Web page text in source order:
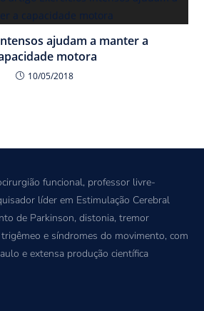
ajudam a manter a
motora
10/05/2018
funcional, professor livre-
líder em Estimulação Cerebral
de Parkinson, distonia, tremor
e síndromes do movimento, com
e extensa produção científica